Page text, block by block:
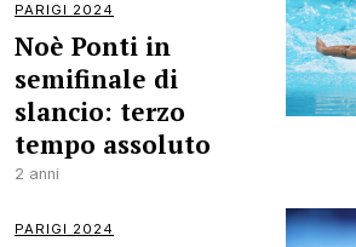
PARIGI 2024
Noè Ponti in
semifinale di
slancio: terzo
tempo assoluto
2 anni
PARIGI 2024